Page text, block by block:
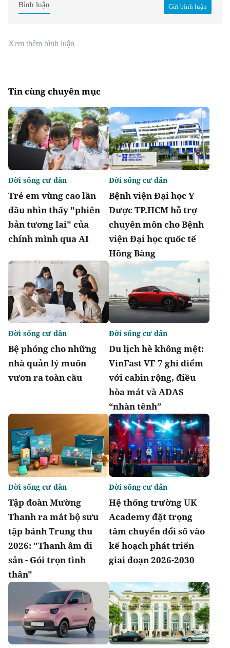
Gửi bình luận
Bình luận
Xem thêm bình luận
Tin cùng chuyên mục
Trẻ em vùng cao lần
đầu nhìn thấy "phiên
bản tương lai" của
chính mình qua AI
Đời sống cư dân
Bệnh viện Đại học Y
Dược TP.HCM hỗ trợ
chuyên môn cho Bệnh
viện Đại học quốc tế
Hồng Bàng
Đời sống cư dân
Bệ phóng cho những
nhà quản lý muốn
vươn ra toàn cầu
Đời sống cư dân
Du lịch hè không mệt:
VinFast VF 7 ghi điểm
với cabin rộng, điều
hòa mát và ADAS
“nhàn tênh”
Đời sống cư dân
Tập đoàn Mường
Thanh ra mắt bộ sưu
tập bánh Trung thu
2026: "Thanh âm di
sản - Gói trọn tình
thân"
Đời sống cư dân
Hệ thống trường UK
Academy đặt trọng
tâm chuyển đổi số vào
kế hoạch phát triển
giai đoạn 2026-2030
Đời sống cư dân